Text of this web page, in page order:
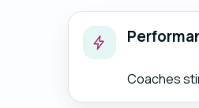
Coaches